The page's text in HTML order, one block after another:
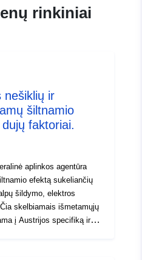
rinkiniai
nešiklių ir
šiltnamio
faktoriai.
aplinkos agentūra
efektą sukeliančių
šildymo, elektros
skelbiamais išmetamųjų
į Austrijos specifiką ir jie